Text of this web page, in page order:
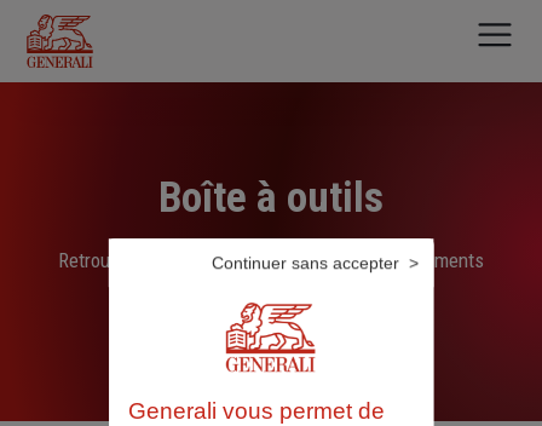
contenu
principal
Boîte à outils
Retrouvez ici les liens, N° de téléphone et documents
Generali vous permet de
Continuer sans accepter